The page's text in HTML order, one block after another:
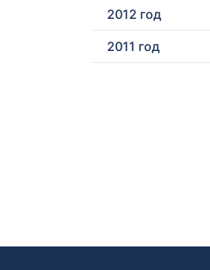
2012 год
2011 год